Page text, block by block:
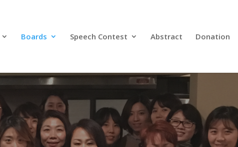
Boards Speech Contest Abstract Donation